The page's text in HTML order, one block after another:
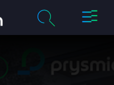
chevron_right